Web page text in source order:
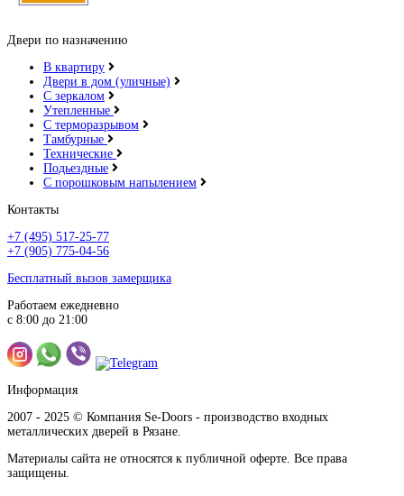
Орех натуральный распил
Двери по назначению
В квартиру
Двери в дом (уличные)
С зеркалом
Утепленные
С терморазрывом
Тамбурные
Технические
Подьездные
С порошковым напылением
Контакты
+7 (495) 517-25-77
+7 (905) 775-04-56
Бесплатный вызов замерщика
Работаем ежедневно
с 8:00 до 21:00
Информация
2007 - 2025 © Компания Se-Doors - производство входных
металлических дверей в Рязане.
Материалы сайта не относятся к публичной оферте. Все права
защищены.